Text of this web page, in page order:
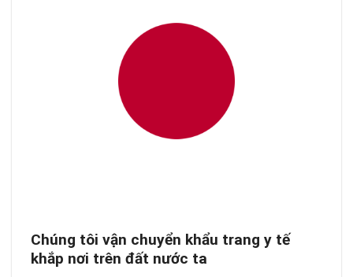
Chúng tôi vận chuyển khẩu trang y tế
khắp nơi trên đất nước ta